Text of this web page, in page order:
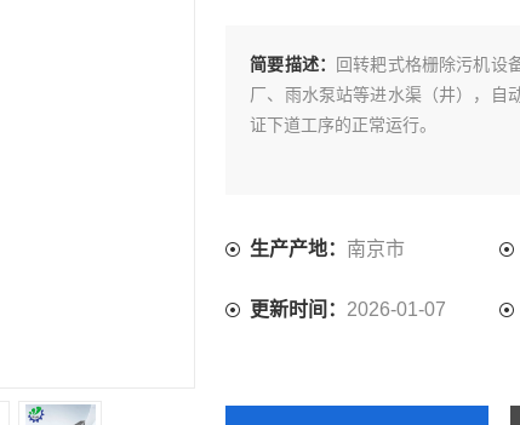
简要描述：
回转耙式格栅除污机设
厂、雨水泵站等进水渠（井），自
证下道工序的正常运行。
生产产地： 南京市
更新时间： 2026-01-07